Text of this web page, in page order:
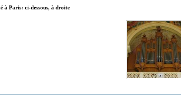
à Paris: ci-dessous, à droite